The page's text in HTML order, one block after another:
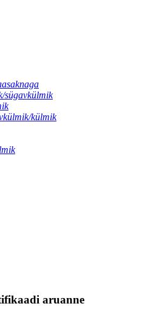
sügavkülmik
külmik
aruanne